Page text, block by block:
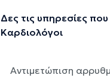
Δες τις υπηρεσίες
Καρδιολόγοι
Αντιμετώπιση